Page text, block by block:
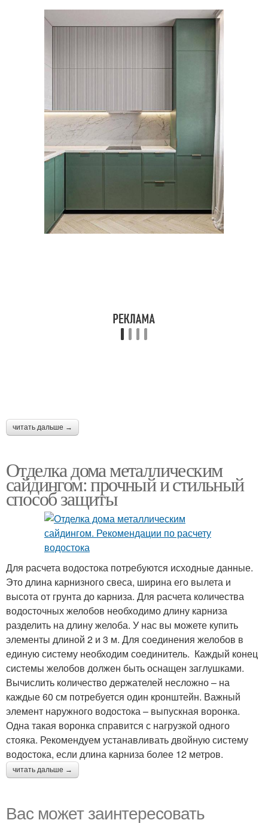
читать дальше →
Отделка дома металлическим
сайдингом: прочный и стильный
способ защиты
Для расчета водостока потребуются исходные данные.
Это длина карнизного свеса, ширина его вылета и
высота от грунта до карниза. Для расчета количества
водосточных желобов необходимо длину карниза
разделить на длину желоба. У нас вы можете купить
элементы длиной 2 и 3 м. Для соединения желобов в
единую систему необходим соединитель. Каждый конец
системы желобов должен быть оснащен заглушками.
Вычислить количество держателей несложно – на
каждые 60 см потребуется один кронштейн. Важный
элемент наружного водостока – выпускная воронка.
Одна такая воронка справится с нагрузкой одного
стояка. Рекомендуем устанавливать двойную систему
водостока, если длина карниза более 12 метров.
читать дальше →
Вас может заинтересовать